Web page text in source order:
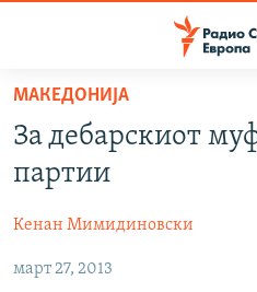
Оди
содржината
Оди
главната
Премини
МАКЕДОНИЈА
СВЕТ
ВИЗУЕЛНО
ВЕСТИ
ШТО ТРЕБА ДА ЗНАЕТЕ
МАКЕДОНИЈА
За дебарскиот
партии
Кенан Мимидиновски
март 27, 2013